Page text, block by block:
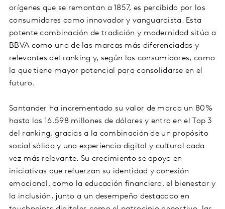
orígenes que se remontan a 1857, es percibido por los
consumidores como innovador y vanguardista. Esta
potente combinación de tradición y modernidad sitúa a
BBVA como una de las marcas más diferenciadas y
relevantes del ranking y, según los consumidores, como
la que tiene mayor potencial para consolidarse en el
futuro.
Santander ha incrementado su valor de marca un 80%
hasta los 16.598 millones de dólares y entra en el Top 3
del ranking, gracias a la combinación de un propósito
social sólido y una experiencia digital y cultural cada
vez más relevante. Su crecimiento se apoya en
iniciativas que refuerzan su identidad y conexión
emocional, como la educación financiera, el bienestar y
la inclusión, junto a un desempeño destacado en